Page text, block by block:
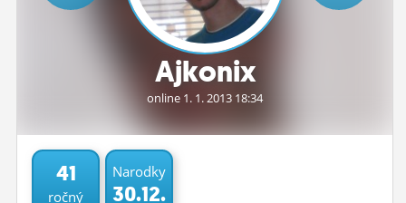
STATUSY
ĽUDIA
MÔJ PROFIL
Ajkonix
online 1. 1.2013 18:34
41
ročný
Narodky
30.12.